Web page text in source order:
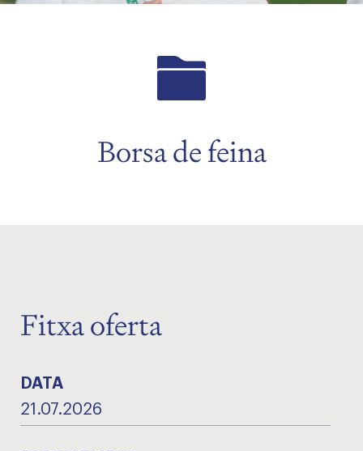
Borsa de feina
Fitxa oferta
DATA
21.07.2026